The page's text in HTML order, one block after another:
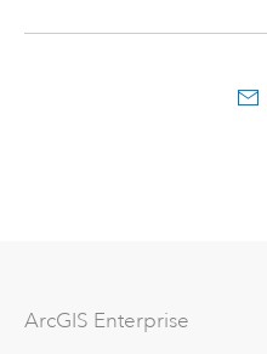
ArcGIS Enterprise